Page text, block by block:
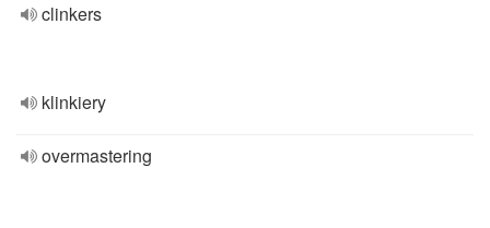
clinkers
klinkiery
overmastering